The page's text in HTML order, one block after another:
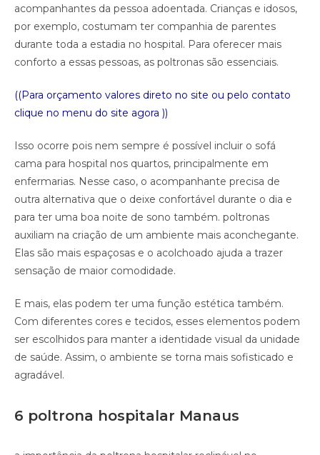
acompanhantes da pessoa adoentada. Crianças e idosos,
por exemplo, costumam ter companhia de parentes
durante toda a estadia no hospital. Para oferecer mais
conforto a essas pessoas, as poltronas são essenciais.
((Para orçamento valores direto no site ou pelo contato
clique no menu do site agora ))
Isso ocorre pois nem sempre é possível incluir o sofá
cama para hospital nos quartos, principalmente em
enfermarias. Nesse caso, o acompanhante precisa de
outra alternativa que o deixe confortável durante o dia e
para ter uma boa noite de sono também. poltronas
auxiliam na criação de um ambiente mais aconchegante.
Elas são mais espaçosas e o acolchoado ajuda a trazer
sensação de maior comodidade.
E mais, elas podem ter uma função estética também.
Com diferentes cores e tecidos, esses elementos podem
ser escolhidos para manter a identidade visual da unidade
de saúde. Assim, o ambiente se torna mais sofisticado e
agradável.
6 poltrona hospitalar Manaus